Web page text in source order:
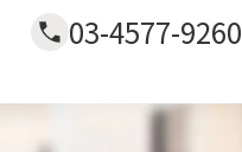
03-4577-9260